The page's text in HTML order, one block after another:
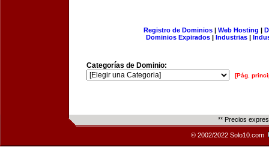
Registro de Dominios| Web Hosting |
Dominios Expirados | Industrias |
Categorías de Dominio:
[Pág.
** Precios
© 2002/2022 Solo10.com